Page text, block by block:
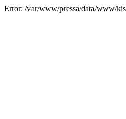
Error: /var/www/pressa/data/www/